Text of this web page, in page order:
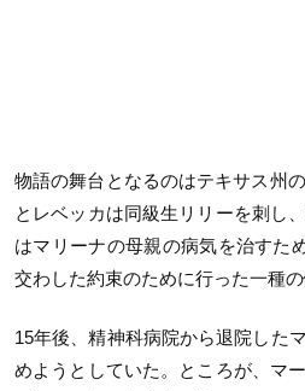
物語の舞台となるのはテキサス州
とレベッカは同級生リリーを刺し
はマリーナの母親の病気を治すた
交わした約束のために行った一種の
15年後、精神科病院から退院した
めようとしていた。ところが、マ